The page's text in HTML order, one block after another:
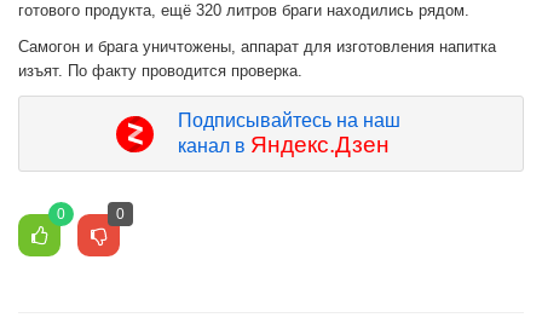
готового продукта, ещё 320 литров браги находились рядом.
Самогон и брага уничтожены, аппарат для изготовления напитка
изъят. По факту проводится проверка.
Подписывайтесь на наш
канал в Яндекс.Дзен
0 0